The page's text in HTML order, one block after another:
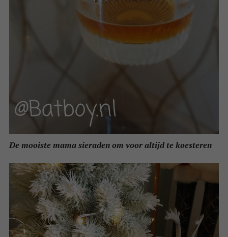
De mooiste mama sieraden om voor altijd te koesteren